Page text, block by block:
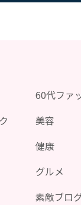
60代ファ
美容
健康
グルメ
素敵ブロ